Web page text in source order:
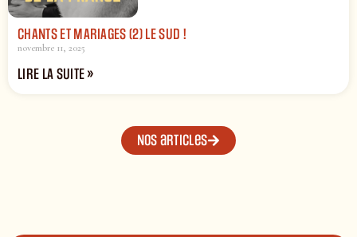
CHANTS ET MARIAGES (2) LE SUD !
novembre 11, 2025
LIRE LA SUITE »
Nos articles